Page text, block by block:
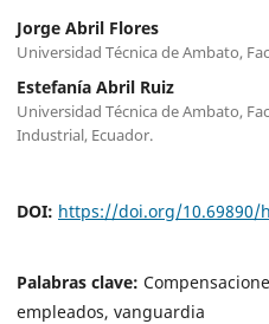
Jorge Abril Flores
Universidad Técnica de Ambato,
Estefanía Abril Ruiz
Universidad Técnica de Ambato,
Industrial, Ecuador.
DOI: https://doi.org/10.69890/
Palabras clave:
empleados, vanguardia